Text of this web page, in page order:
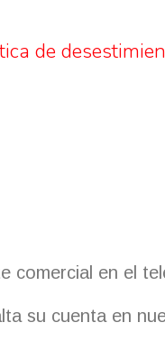
de
comercial en el
su cuenta en